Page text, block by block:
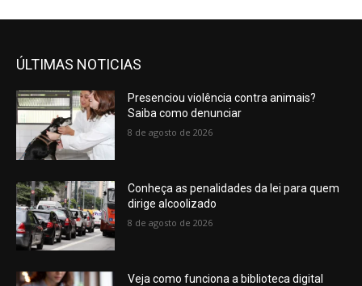
ÚLTIMAS NOTICIAS
Presenciou violência contra animais?
Saiba como denunciar
8 de agosto de 2026
Conheça as penalidades da lei para quem
dirige alcoolizado
8 de agosto de 2026
Veja como funciona a biblioteca digital